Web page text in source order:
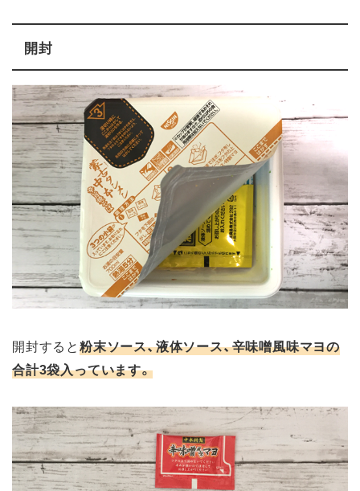
開封
開封すると粉末ソース、液体ソース、辛味噌風味マヨの
合計3袋入っています。